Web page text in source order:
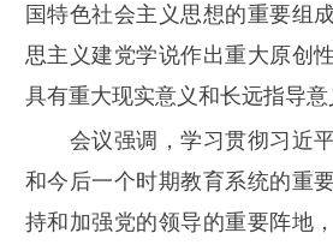
国特色社会主义思想的重要组
思主义建党学说作出重大原创
具有重大现实意义和长远指导意
会议强调，学习贯彻习近平
和今后一个时期教育系统的重
持和加强党的领导的重要阵地